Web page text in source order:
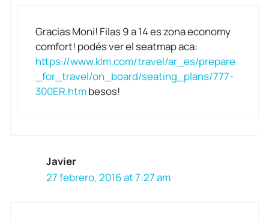
Gracias Moni! Filas 9 a 14 es zona economy
comfort! podés ver el seatmap aca:
https://www.klm.com/travel/ar_es/prepare
_for_travel/on_board/seating_plans/777-
300ER.htmbesos!
Javier
27 febrero, 2016 at 7:27 am